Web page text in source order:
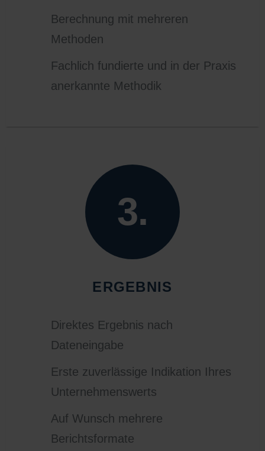
Berechnung mit mehreren
Methoden
Fachlich fundierte und in der Praxis
anerkannte Methodik
3.
ERGEBNIS
Direktes Ergebnis nach
Dateneingabe
Erste zuverlässige Indikation Ihres
Unternehmenswerts
Auf Wunsch mehrere
Berichtsformate